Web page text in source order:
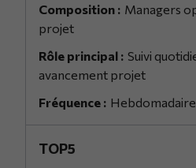
Managers
projet
Suivi
avancement projet
Hebdomadaire
TOP5